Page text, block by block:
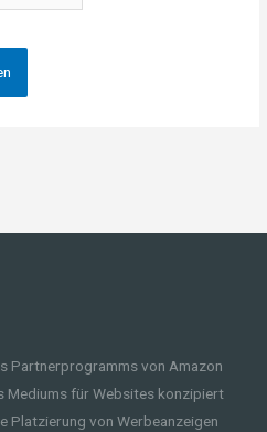
Partnerprogramms von Amazon
Mediums für Websites konzipiert
Platzierung von Werbeanzeigen